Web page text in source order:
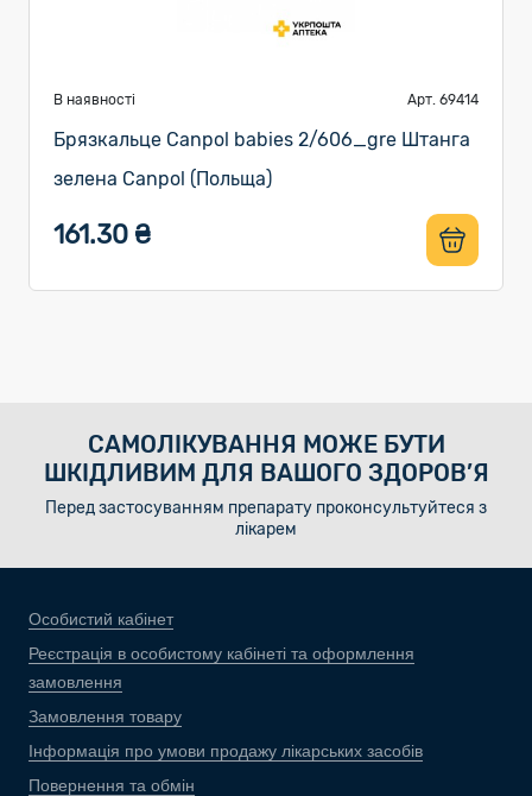
В наявності Арт. 69414
Брязкальце Canpol babies 2/606_gre Штанга
зелена Canpol (Польща)
161.30 ₴
САМОЛІКУВАННЯ МОЖЕ БУТИ
ШКІДЛИВИМ ДЛЯ ВАШОГО ЗДОРОВ’Я
Перед застосуванням препарату проконсультуйтеся з
лікарем
Особистий кабінет
Реєстрація в особистому кабінеті та оформлення
замовлення
Замовлення товару
Інформація про умови продажу лікарських засобів
Повернення та обмін